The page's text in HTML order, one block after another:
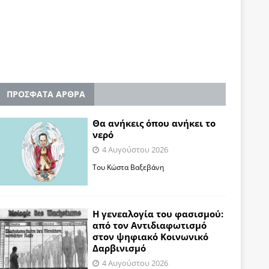
ΠΡΟΣΦΑΤΑ ΑΡΘΡΑ
Θα ανήκεις όπου ανήκει το
νερό
4 Αυγούστου 2026
Του Κώστα Βαξεβάνη
Η γενεαλογία του φασισμού:
από τον Αντιδιαφωτισμό
στον ψηφιακό Κοινωνικό
Δαρβινισμό
4 Αυγούστου 2026